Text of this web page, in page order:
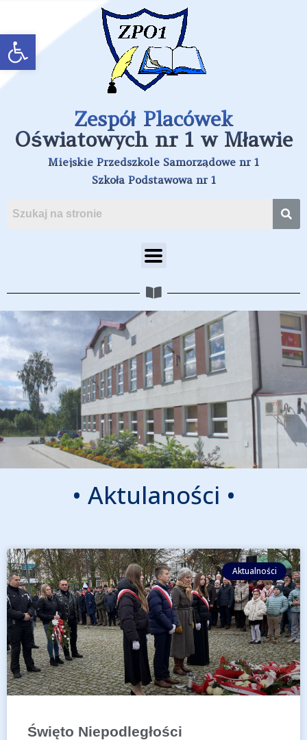
Open toolbar
Zespół Placówek
Oświatowych nr 1 w Mławie
Miejskie Przedszkole Samorządowe nr 1
Szkoła Podstawowa nr 1
• Aktulaności •
Aktualności
Święto Niepodległości